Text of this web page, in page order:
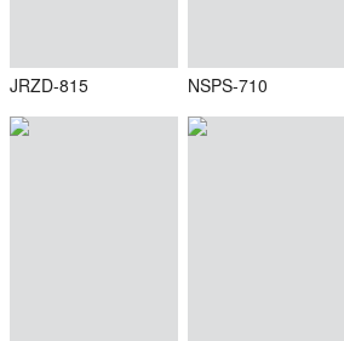
JRZD-815 NSPS-710